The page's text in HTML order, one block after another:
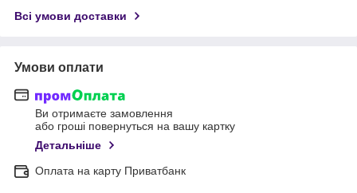
Всі умови доставки
Умови оплати
Ви отримаєте замовлення
або гроші повернуться на вашу картку
Детальніше
Оплата на карту Приватбанк